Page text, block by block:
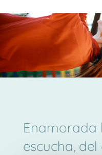
Enamorada
escucha,